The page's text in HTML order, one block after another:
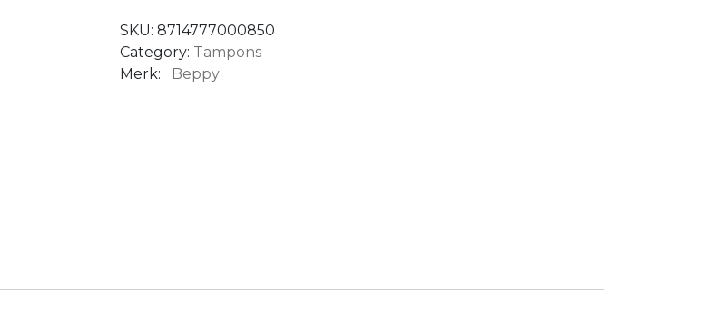
SKU:8714777000850
Category: Tampons
Merk:
Beppy